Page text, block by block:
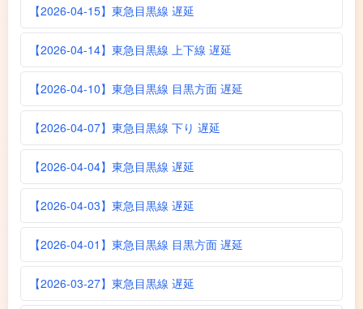
【2026-04-15】東急目黒線 遅延
【2026-04-14】東急目黒線 上下線 遅延
【2026-04-10】東急目黒線 目黒方面 遅延
【2026-04-07】東急目黒線 下り 遅延
【2026-04-04】東急目黒線 遅延
【2026-04-03】東急目黒線 遅延
【2026-04-01】東急目黒線 目黒方面 遅延
【2026-03-27】東急目黒線 遅延